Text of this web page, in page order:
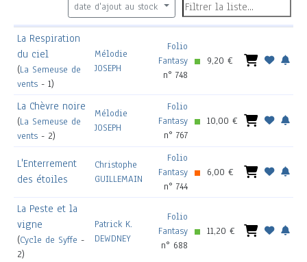
date d'ajout au stock
La Respiration
du ciel
(La Semeuse de
vents - 1)
Mélodie
JOSEPH
Folio
Fantasy
n° 748
9,20 €
La Chèvre noire
(La Semeuse de
vents - 2)
Mélodie
JOSEPH
Folio
Fantasy
n° 767
10,00 €
L'Enterrement
des étoiles
Christophe
GUILLEMAIN
Folio
Fantasy
n° 744
6,00 €
La Peste et la
vigne
(Cycle de Syffe -
2)
Patrick K.
DEWDNEY
Folio
Fantasy
n° 688
11,20 €